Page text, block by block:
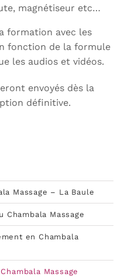
magnétiseur etc…
formation avec les
fonction de la formule
les audios et vidéos.
envoyés dès la
définitive.
Massage – La Baule
Chambala Massage
en Chambala
Massage